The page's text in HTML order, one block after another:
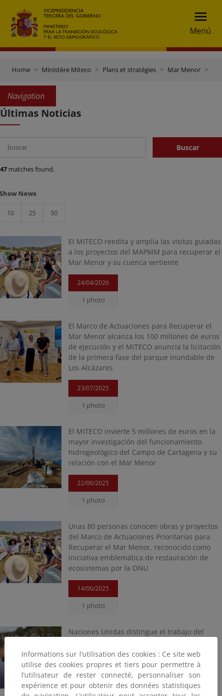
Menú
Home Ministère Miteco Plans et stratégies Mar Menor
Navigation
Últimas Noticias
Buscar
47 matches found.
El MITECO reedita y amplía las visitas guiadas
a los proyectos del MAPMM para recuperar el
Mar Menor y su cuenca vertiente
24/04/2026
1 photo
El Marco de Actuaciones para Recuperar el
Mar Menor alcanza los 100 millones de euros
de ejecución y el MITECO anuncia la licitación
de la primera fase del parque inundable de
Los Alcázares
23/07/2025
1 photo
El MITECO invierte 5 millones de euros en la
mayor investigación del funcionamiento
hidrogeológico del Campo de Cartagena y su
relación con el Mar Menor
22/06/2025
1 photo
Unas 80 personas conocen obras y proyectos
del Marco de Actuaciones Prioritarias para
Recuperar el Mar Menor, reconocido como
iniciativa emblemática de restauración de
ecosistemas por la ONU
14/06/2025
1 photo
Naciones Unidas distingue el trabajo del
Emblemática de Restauración Mundial
12/06/2025
1 photo
News
10 25 50
Informations sur l’utilisation des cookies : Ce site web
utilise des cookies propres et tiers pour permettre à
l’utilisateur de rester connecté, personnaliser son
expérience et pour obtenir des données statistiques